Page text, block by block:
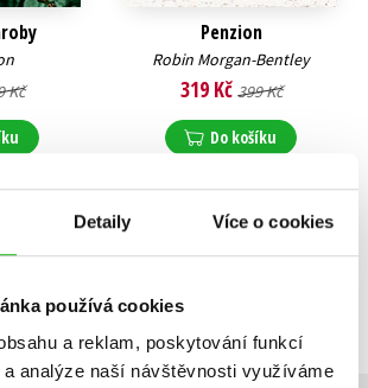
Detaily Více o cookies
používá cookies
a reklam, poskytování funkcí
analýze naší návštěvnosti využíváme
Kč
Penzion
Robin Morgan-Bentley
319 Kč 399 Kč
Do košíku
Předchozí 1 Další